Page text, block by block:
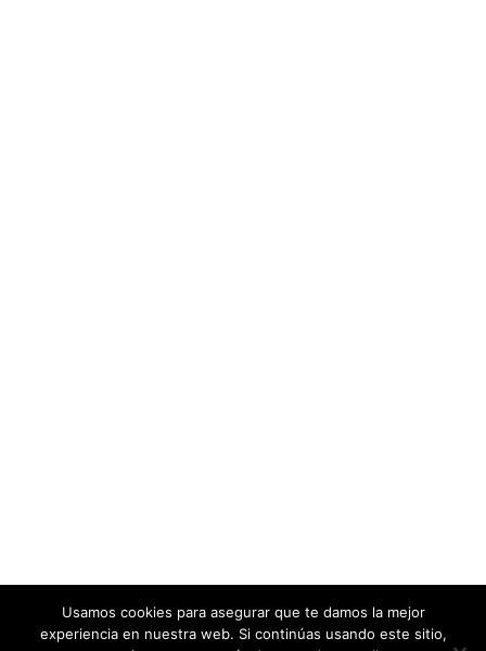
Usamos cookies para asegurar que te damos la mejor
experiencia en nuestra web. Si continúas usando este sitio,